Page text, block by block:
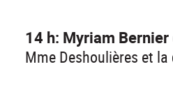
14 h: Myriam Bernier
Mme Deshoulières et